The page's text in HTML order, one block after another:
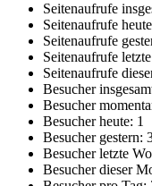
Seitenaufrufe
Seitenaufrufe
Seitenaufrufe
Seitenaufrufe
Seitenaufrufe
Besucher
Besucher
Besucher heute: 1
Besucher gestern:
Besucher letzte
Besucher dieser